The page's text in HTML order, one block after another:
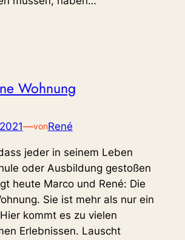
Wohnung
—vonRené
jeder in seinem Leben
oder Ausbildung gestoßen
heute Marco und René: Die
Sie ist mehr als nur ein
kommt es zu vielen
Erlebnissen. Lauscht